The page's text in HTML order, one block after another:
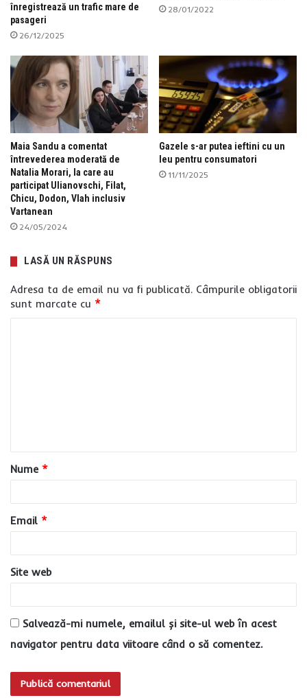
înregistrează un trafic mare de
pasageri
26/12/2025
28/01/2022
Maia Sandu a comentat
întrevederea moderată de
Natalia Morari, la care au
participat Ulianovschi, Filat,
Chicu, Dodon, Vlah inclusiv
Vartanean
24/05/2024
Gazele s-ar putea ieftini cu un
leu pentru consumatori
11/11/2025
LASĂ UN RĂSPUNS
Adresa ta de email nu va fi publicată. Câmpurile obligatorii
sunt marcate cu *
a
r
u
*
Nume *
Email *
Site web
Salvează-mi numele, emailul și site-ul web în acest
navigator pentru data viitoare când o să comentez.